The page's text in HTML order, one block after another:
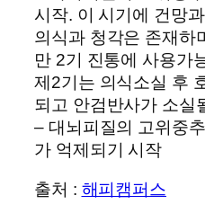
시작. 이 시기에 건망
의식과 청각은 존재하
만 2기 진통에 사용가
제2기는 의식소실 후
되고 안검반사가 소실
– 대뇌피질의 고위중
가 억제되기 시작
출처 : 해피캠퍼스